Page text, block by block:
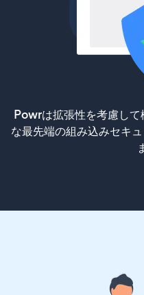
Powrは拡張性を考慮し
な最先端の組み込みセキ